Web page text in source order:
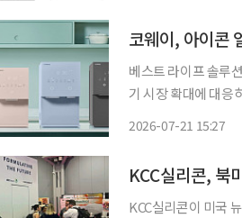
코웨이, 아이콘
베스트 라이프 솔루
기 시장 확대에 대응하고 있다. 코웨이는 얼음정수기가 여름철
2026-07-21 15:27
KCC실리콘, 북
KCC실리콘이 미국